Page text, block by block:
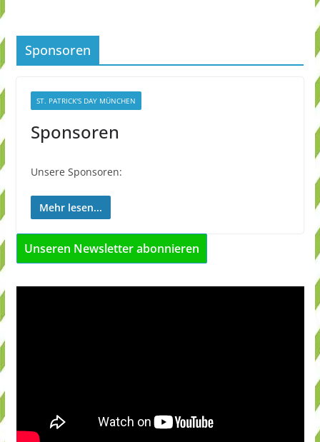
Sponsoren
ST. PATRICK'S DAY MÜNCHEN
Sponsoren
Unsere Sponsoren:
Mehr lesen...
Unseren Newsletter abonnieren